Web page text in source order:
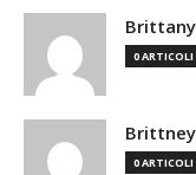
0 ARTICOLI
0 ARTICOLI